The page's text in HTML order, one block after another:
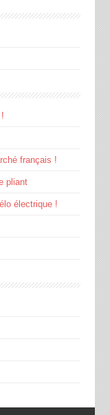
français !
pliant
électrique !